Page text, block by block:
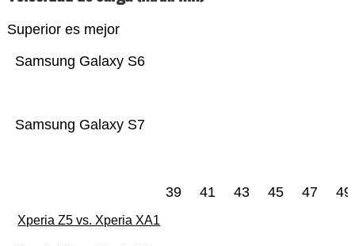
Superior es mejor
Samsung Galaxy S7
Samsung Galaxy S6
39 41 43 45 47 49
Xperia Z5 vs. Xperia XA1